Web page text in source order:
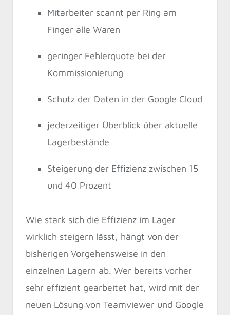
Mitarbeiter scannt per Ring am
Finger alle Waren
geringer Fehlerquote bei der
Kommissionierung
Schutz der Daten in der Google Cloud
jederzeitiger Überblick über aktuelle
Lagerbestände
Steigerung der Effizienz zwischen 15
und 40 Prozent
Wie stark sich die Effizienz im Lager
wirklich steigern lässt, hängt von der
bisherigen Vorgehensweise in den
einzelnen Lagern ab. Wer bereits vorher
sehr effizient gearbeitet hat, wird mit der
neuen Lösung von Teamviewer und Google